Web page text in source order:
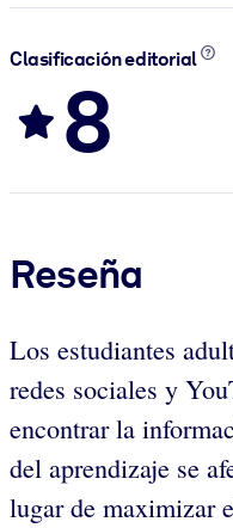
Clasificación editorial
8
Reseña
Los estudiantes
redes sociales y
encontrar la
del aprendizaje se
lugar de maximizar